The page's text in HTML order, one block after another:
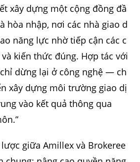
xây dựng một cộng đồng đầ
hòa nhập, nơi các nhà giao d
năng lực nhờ tiếp cận các c
kiến thức đúng. Hợp tác với
dừng lại ở công nghệ — ch
xây dựng môi trường giao dị
vào kết quả thông qua
giữa Amillex và Brokeree